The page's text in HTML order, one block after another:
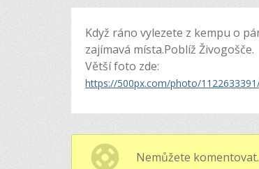
Když ráno vylezete z kempu o
zajímavá místa.Poblíž Živogošče.
Větší foto zde:
https://500px.com/photo/
Nemůžete